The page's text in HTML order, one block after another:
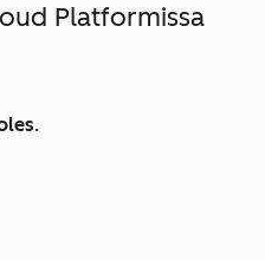
Platformissa
.